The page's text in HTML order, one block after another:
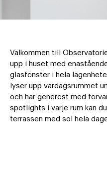
Välkommen till
upp i huset med
glasfönster i hela
lyser upp vardagsrummet
och har generöst med
spotlights i varje rum kan
terrassen med sol hela